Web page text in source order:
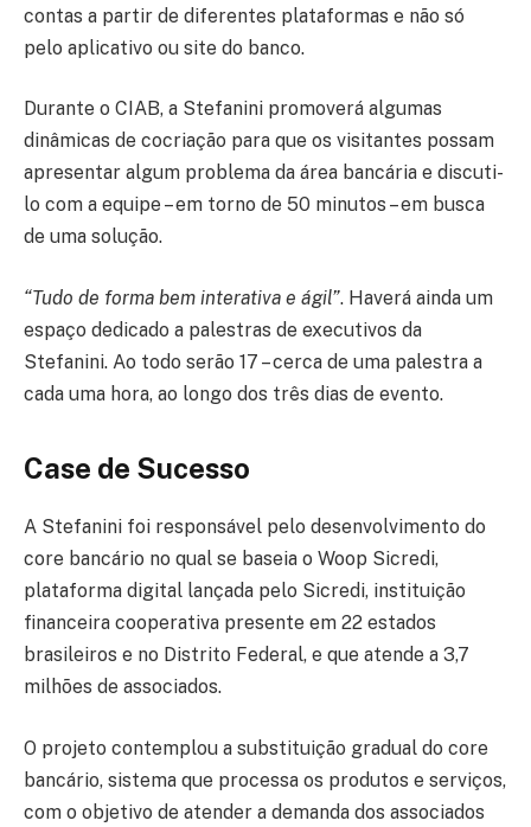
contas a partir de diferentes plataformas e não só
pelo aplicativo ou site do banco.
Durante o CIAB, a Stefanini promoverá algumas
dinâmicas de cocriação para que os visitantes possam
apresentar algum problema da área bancária e discuti-
lo com a equipe – em torno de 50 minutos – em busca
de uma solução.
“Tudo de forma bem interativa e ágil”. Haverá ainda um
espaço dedicado a palestras de executivos da
Stefanini. Ao todo serão 17 – cerca de uma palestra a
cada uma hora, ao longo dos três dias de evento.
Case de Sucesso
A Stefanini foi responsável pelo desenvolvimento do
core bancário no qual se baseia o Woop Sicredi,
plataforma digital lançada pelo Sicredi, instituição
financeira cooperativa presente em 22 estados
brasileiros e no Distrito Federal, e que atende a 3,7
milhões de associados.
O projeto contemplou a substituição gradual do core
bancário, sistema que processa os produtos e serviços,
com o objetivo de atender a demanda dos associados